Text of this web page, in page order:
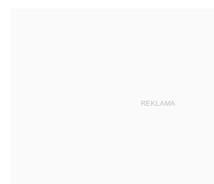
REKLAMA